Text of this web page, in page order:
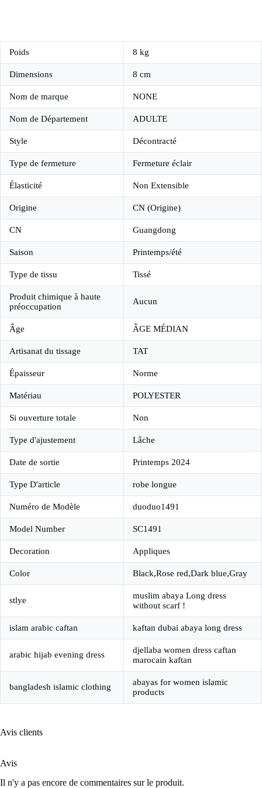
Poids 8 kg
Dimensions 8 cm
Nom de marque NONE
Nom de Département ADULTE
Style Décontracté
Type de fermeture Fermeture éclair
Élasticité Non Extensible
Origine CN (Origine)
CN Guangdong
Saison Printemps/été
Type de tissu Tissé
Produit chimique à haute
préoccupation
Aucun
Âge ÂGE MÉDIAN
Artisanat du tissage TAT
Épaisseur Norme
Matériau POLYESTER
Si ouverture totale Non
Type d'ajustement Lâche
Date de sortie Printemps 2024
Type D'article robe longue
Numéro de Modèle duoduo1491
Model Number SC1491
Decoration Appliques
Color Black,Rose red,Dark blue,Gray
stlye
muslim abaya Long dress
without scarf !
islam arabic caftan kaftan dubai abaya long dress
arabic hijab evening dress
djellaba women dress caftan
marocain kaftan
bangladesh islamic clothing
abayas for women islamic
products
Avis clients
Avis
Il n'y a pas encore de commentaires sur le produit.